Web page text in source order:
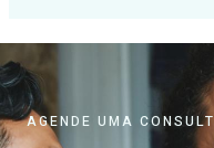
AGENDE UMA